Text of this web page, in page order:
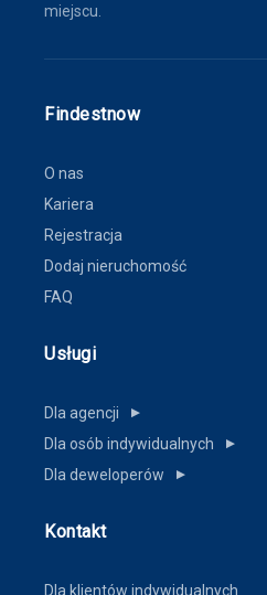
miejscu.
Findestnow
O nas
Kariera
Rejestracja
Dodaj nieruchomość
FAQ
Usługi
Dla agencji ▼
Dla osób indywidualnych ▼
Dla deweloperów ▼
Kontakt
Dla klientów indywidualnych